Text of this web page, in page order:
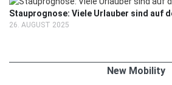
Stauprognose: Viele Urlauber sind auf
26. AUGUST 2025
New Mobility